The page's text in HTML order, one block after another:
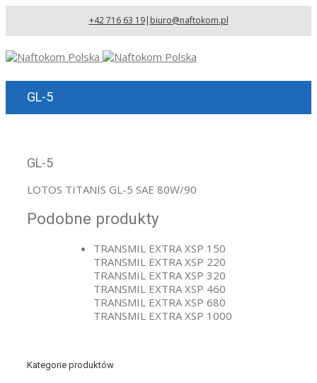
+42 716 63 19| biuro@naftokom.pl
GL-5
GL-5
LOTOS TITANIS GL-5 SAE 80W/90
Podobne produkty
TRANSMIL EXTRA XSP 150
TRANSMIL EXTRA XSP 220
TRANSMIL EXTRA XSP 320
TRANSMIL EXTRA XSP 460
TRANSMIL EXTRA XSP 680
TRANSMIL EXTRA XSP 1000
Kategorie produktów